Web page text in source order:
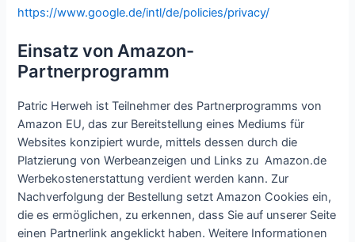
https://www.google.de/intl/de/policies/privacy/
Einsatz von Amazon-
Partnerprogramm
Patric Herweh ist Teilnehmer des Partnerprogramms von
Amazon EU, das zur Bereitstellung eines Mediums für
Websites konzipiert wurde, mittels dessen durch die
Platzierung von Werbeanzeigen und Links zu Amazon.de
Werbekostenerstattung verdient werden kann. Zur
Nachverfolgung der Bestellung setzt Amazon Cookies ein,
die es ermöglichen, zu erkennen, dass Sie auf unserer Seite
einen Partnerlink angeklickt haben. Weitere Informationen